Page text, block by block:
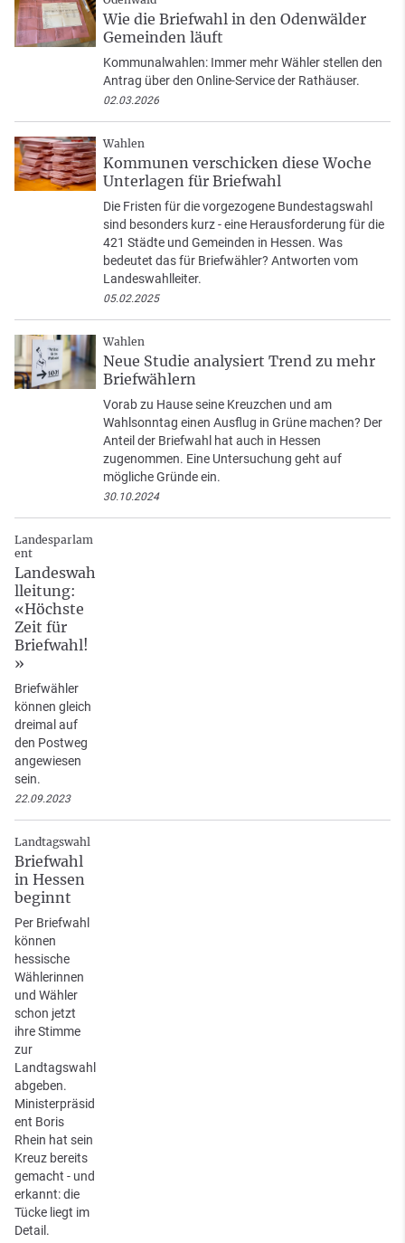
Wie die Briefwahl in den Odenwälder
Gemeinden läuft
Kommunalwahlen: Immer mehr Wähler stellen den
Antrag über den Online-Service der Rathäuser.
02.03.2026
Wahlen
Kommunen verschicken diese Woche
Unterlagen für Briefwahl
Die Fristen für die vorgezogene Bundestagswahl
sind besonders kurz - eine Herausforderung für die
421 Städte und Gemeinden in Hessen. Was
bedeutet das für Briefwähler? Antworten vom
Landeswahlleiter.
05.02.2025
Wahlen
Neue Studie analysiert Trend zu mehr
Briefwählern
Vorab zu Hause seine Kreuzchen und am
Wahlsonntag einen Ausflug in Grüne machen? Der
Anteil der Briefwahl hat auch in Hessen
zugenommen. Eine Untersuchung geht auf
mögliche Gründe ein.
30.10.2024
Landesparlam
ent
Landeswah
lleitung:
«Höchste
Zeit für
Briefwahl!
»
Briefwähler
können gleich
dreimal auf
den Postweg
angewiesen
sein.
22.09.2023
Landtagswahl
Briefwahl
in Hessen
beginnt
Per Briefwahl
können
hessische
Wählerinnen
und Wähler
schon jetzt
ihre Stimme
zur
Landtagswahl
abgeben.
Ministerpräsid
ent Boris
Rhein hat sein
Kreuz bereits
gemacht - und
erkannt: die
Tücke liegt im
Detail.